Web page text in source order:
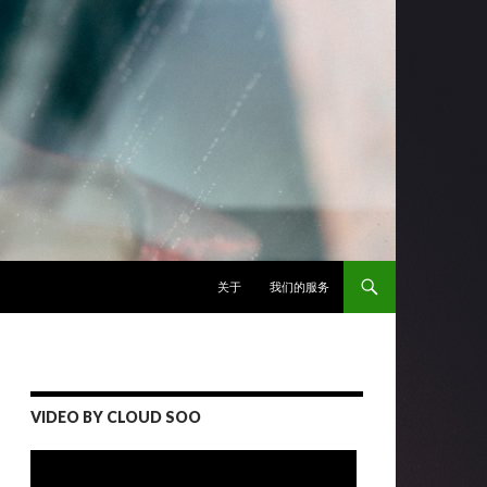
关于
我们的服务
VIDEO BY CLOUD SOO